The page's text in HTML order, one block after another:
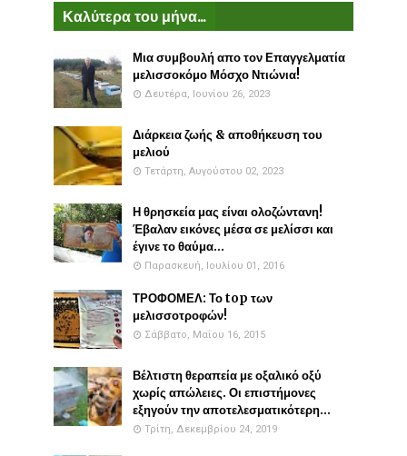
Καλύτερα του μήνα...
Μια συμβουλή απο τον Επαγγελματία
μελισσοκόμο Μόσχο Ντιώνια!
Δευτέρα, Ιουνίου 26, 2023
Διάρκεια ζωής & αποθήκευση του
μελιού
Τετάρτη, Αυγούστου 02, 2023
Η θρησκεία μας είναι ολοζώντανη!
Έβαλαν εικόνες μέσα σε μελίσσι και
έγινε το θαύμα...
Παρασκευή, Ιουλίου 01, 2016
ΤΡΟΦΟΜΕΛ: Το top των
μελισσοτροφών!
Σάββατο, Μαΐου 16, 2015
Βέλτιστη θεραπεία με οξαλικό οξύ
χωρίς απώλειες. Οι επιστήμονες
εξηγούν την αποτελεσματικότερη...
Τρίτη, Δεκεμβρίου 24, 2019